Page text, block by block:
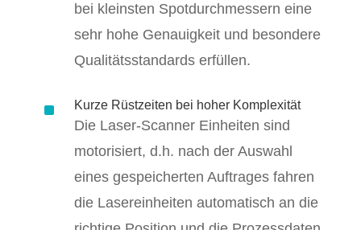
bei kleinsten Spotdurchmessern eine
sehr hohe Genauigkeit und besondere
Qualitätsstandards erfüllen.
^ Kurze Rüstzeiten bei hoher Komplexität
Die Laser-Scanner Einheiten sind
motorisiert, d.h. nach der Auswahl
eines gespeicherten Auftrages fahren
die Lasereinheiten automatisch an die